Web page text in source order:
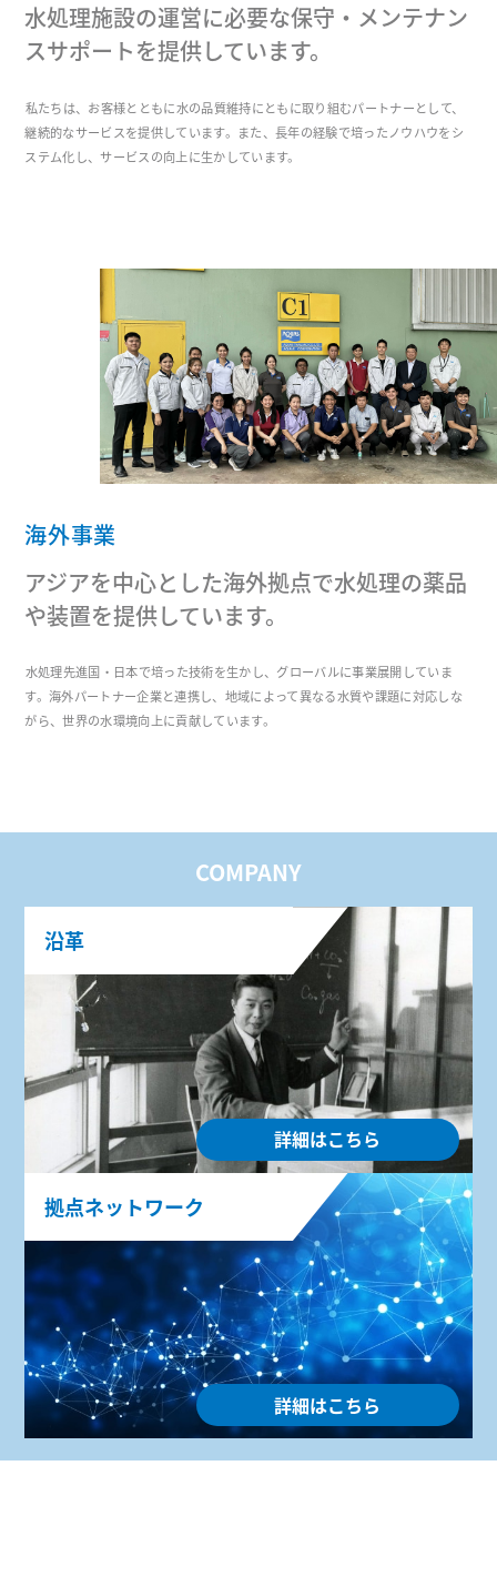
水処理施設の運営に必要な保守・メンテナン
スサポートを提供しています。
私たちは、お客様とともに水の品質維持にともに取り組むパートナーとして、
継続的なサービスを提供しています。また、長年の経験で培ったノウハウをシ
ステム化し、サービスの向上に生かしています。
海外事業
アジアを中心とした海外拠点で水処理の薬品
や装置を提供しています。
水処理先進国・日本で培った技術を生かし、グローバルに事業展開していま
す。海外パートナー企業と連携し、地域によって異なる水質や課題に対応しな
がら、世界の水環境向上に貢献しています。
COMPANY
沿革
詳細はこちら
拠点ネットワーク
詳細はこちら